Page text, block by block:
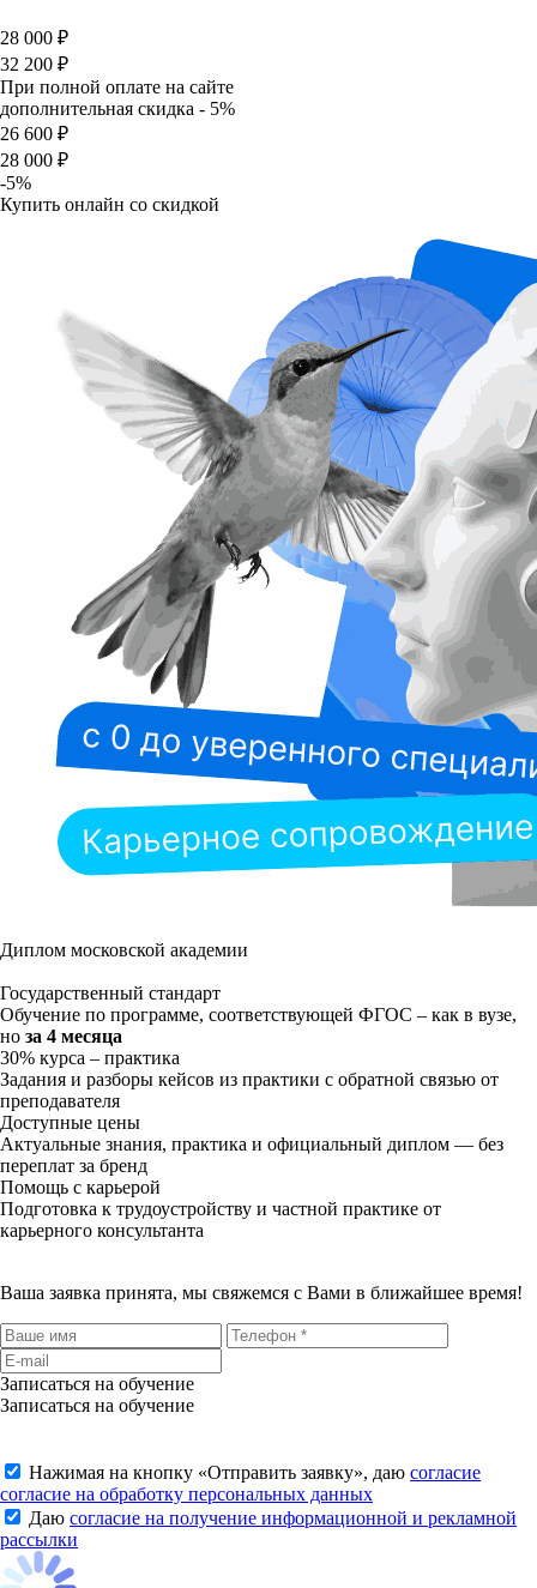
28 000 ₽
32 200 ₽
При полной оплате на сайте
дополнительная скидка - 5%
26 600 ₽
28 000 ₽
-5%
Купить онлайн со скидкой
Диплом московской академии
Государственный стандарт
Обучение по программе, соответствующей ФГОС – как в вузе,
но за 4 месяца
30% курса – практика
Задания и разборы кейсов из практики с обратной связью от
преподавателя
Доступные цены
Актуальные знания, практика и официальный диплом — без
переплат за бренд
Помощь с карьерой
Подготовка к трудоустройству и частной практике от
карьерного консультанта
Ваша заявка принята, мы свяжемся с Вами в ближайшее время!
Записаться на обучение
Записаться на обучение
Нажимая на кнопку «Отправить заявку», даю согласие
согласие на обработку персональных данных
Даю согласие на получение информационной и рекламной
рассылки